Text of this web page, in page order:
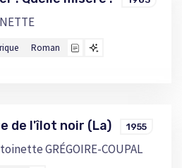
Roman
de l'îlot noir (La) 1955
GRÉGOIRE-COUPAL